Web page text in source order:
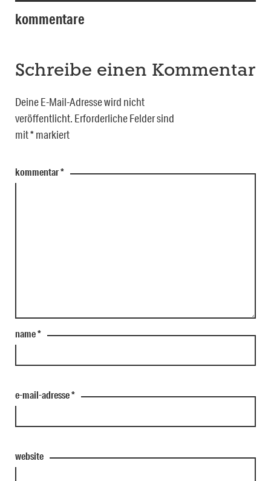
kommentare
Schreibe einen Kommentar
Deine E-Mail-Adresse wird nicht
veröffentlicht. Erforderliche Felder sind
mit*markiert
kommentar*
name*
e-mail-adresse*
website